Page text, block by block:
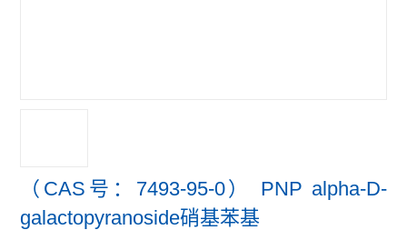
（CAS号：7493-95-0） PNP alpha-D-
galactopyranoside硝基苯基